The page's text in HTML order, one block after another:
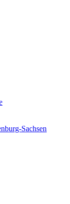
Sachsen